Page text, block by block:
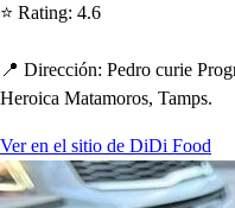
⭐ Rating: 4.6
📍 Dirección: Pedro curie
Heroica Matamoros, Tamps.
Ver en el sitio de DiDi Food